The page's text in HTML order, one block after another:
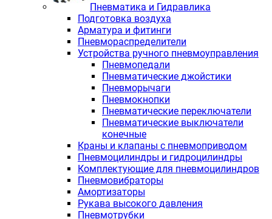
Пневматика и Гидравлика
Подготовка воздуха
Арматура и фитинги
Пневмораспределители
Устройства ручного пневмоуправления
Пневмопедали
Пневматические джойстики
Пневморычаги
Пневмокнопки
Пневматические переключатели
Пневматические выключатели
конечные
Краны и клапаны с пневмоприводом
Пневмоцилиндры и гидроцилиндры
Комплектующие для пневмоцилиндров
Пневмовибраторы
Амортизаторы
Рукава высокого давления
Пневмотрубки